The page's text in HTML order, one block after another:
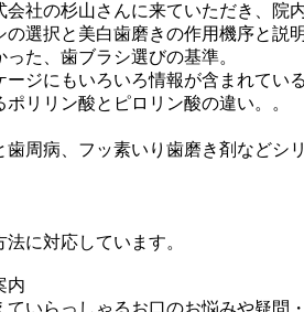
社の杉山さんに来ていただき、院
選択と美白歯磨きの作用機序と説明
た、歯ブラシ選びの基準。
ジにもいろいろ情報が含まれてい
リリン酸とピロリン酸の違い。。
周病、フッ素いり歯磨き剤などシ
に対応しています。
内
ていらっしゃるお口のお悩みや疑問